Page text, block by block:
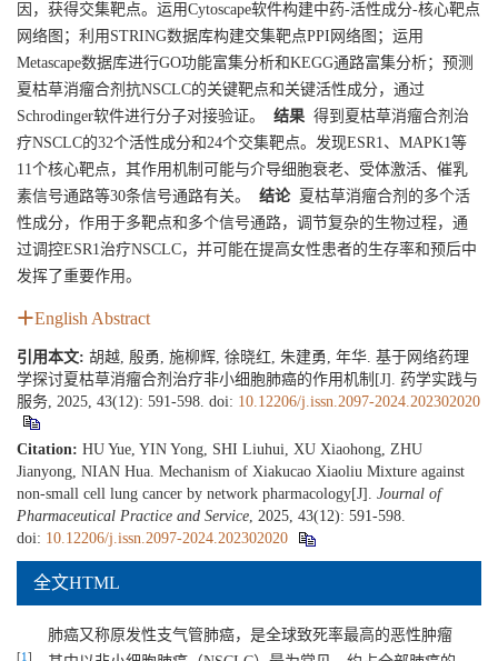
因，获得交集靶点。运用Cytoscape软件构建中药-活性成分-核心靶点
网络图；利用STRING数据库构建交集靶点PPI网络图；运用
Metascape数据库进行GO功能富集分析和KEGG通路富集分析；预测
夏枯草消瘤合剂抗NSCLC的关键靶点和关键活性成分，通过
Schrodinger软件进行分子对接验证。
结果 得到夏枯草消瘤合剂治
疗NSCLC的32个活性成分和24个交集靶点。发现ESR1、MAPK1等
11个核心靶点，其作用机制可能与介导细胞衰老、受体激活、催乳
素信号通路等30条信号通路有关。
结论夏枯草消瘤合剂的多个活
性成分，作用于多靶点和多个信号通路，调节复杂的生物过程，通
过调控ESR1治疗NSCLC，并可能在提高女性患者的生存率和预后中
发挥了重要作用。
English Abstract
引用本文: 胡越, 殷勇, 施柳辉, 徐晓红, 朱建勇, 年华. 基于网络药理
学探讨夏枯草消瘤合剂治疗非小细胞肺癌的作用机制[J]. 药学实践与
服务, 2025, 43(12): 591-598. doi: 10.12206/j.issn.2097-2024.202302020
Citation: HU Yue, YIN Yong, SHI Liuhui, XU Xiaohong, ZHU
Jianyong, NIAN Hua. Mechanism of Xiakucao Xiaoliu Mixture against
non-small cell lung cancer by network pharmacology[J]. Journal of
Pharmaceutical Practice and Service , 2025, 43(12): 591-598.
doi: 10.12206/j.issn.2097-2024.202302020
全文HTML
肺癌又称原发性支气管肺癌，是全球致死率最高的恶性肿瘤
[1 ]